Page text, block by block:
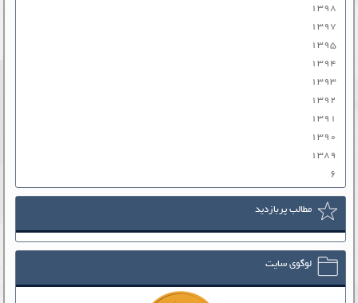
۱۳۹۸
۱۳۹۷
۱۳۹۵
۱۳۹۴
۱۳۹۳
۱۳۹۲
۱۳۹۱
۱۳۹۰
۱۳۸۹
۶
مطالب پربازدید
لوگوی سایت